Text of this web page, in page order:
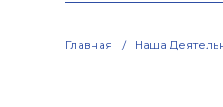
Главная Наша